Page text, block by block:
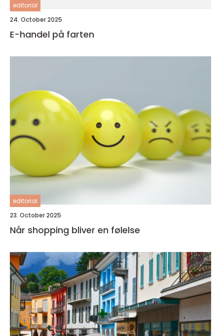
editorial
24. October 2025
E-handel på farten
editorial
23. October 2025
Når shopping bliver en følelse